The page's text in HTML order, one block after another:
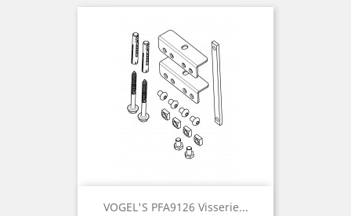
VOGEL'S PFA9126 Visserie...